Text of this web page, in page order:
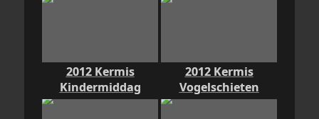
2012 Kermis
Kindermiddag
2012 Kermis
Vogelschieten